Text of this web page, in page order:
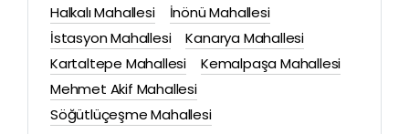
Halkalı Mahallesi
İnönü Mahallesi
İstasyon Mahallesi
Kanarya Mahallesi
Kartaltepe Mahallesi
Kemalpaşa Mahallesi
Mehmet Akif Mahallesi
Söğütlüçeşme Mahallesi